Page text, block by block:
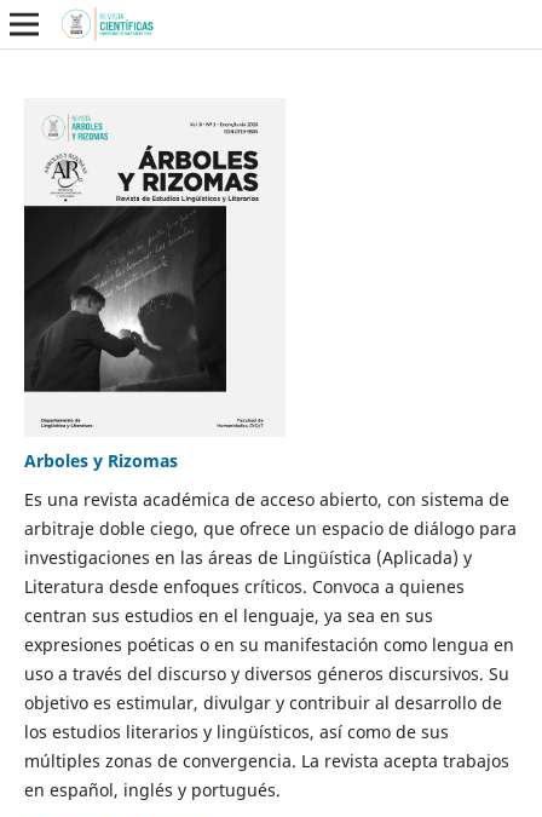
Arboles y Rizomas
Es una revista académica de acceso abierto, con sistema de
arbitraje doble ciego, que ofrece un espacio de diálogo para
investigaciones en las áreas de Lingüística (Aplicada) y
Literatura desde enfoques críticos. Convoca a quienes
centran sus estudios en el lenguaje, ya sea en sus
expresiones poéticas o en su manifestación como lengua en
uso a través del discurso y diversos géneros discursivos. Su
objetivo es estimular, divulgar y contribuir al desarrollo de
los estudios literarios y lingüísticos, así como de sus
múltiples zonas de convergencia. La revista acepta trabajos
en español, inglés y portugués.